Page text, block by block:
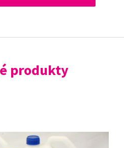
produkty